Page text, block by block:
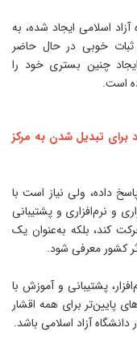
اسلامی ایجاد شده، به
خوبی در حال حاضر
چنین بستری خود را
تبدیل شدن به مرکز
داده، ولی نیاز است با
نرم‌افزاری و پشتیبانی
بلکه به‌عنوان یک
معرفی شود.
پشتیبانی و آموزش با
برای همه اقشار
آزاد اسلامی باشد.